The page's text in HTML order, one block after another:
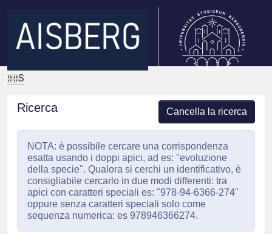
IRIS
Ricerca Cancella la ricerca
NOTA: è possibile cercare una corrispondenza
esatta usando i doppi apici, ad es: "evoluzione
della specie". Qualora si cerchi un identificativo, è
consigliabile cercarlo in due modi differenti: tra
apici con caratteri speciali es: "978-94-6366-274"
oppure senza caratteri speciali solo come
sequenza numerica: es 978946366274.